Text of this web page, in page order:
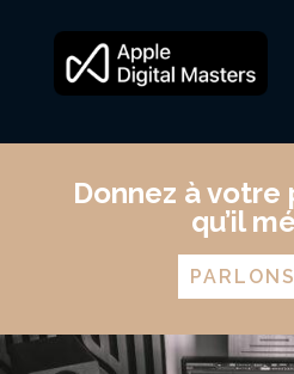
Donnez à
qu’il